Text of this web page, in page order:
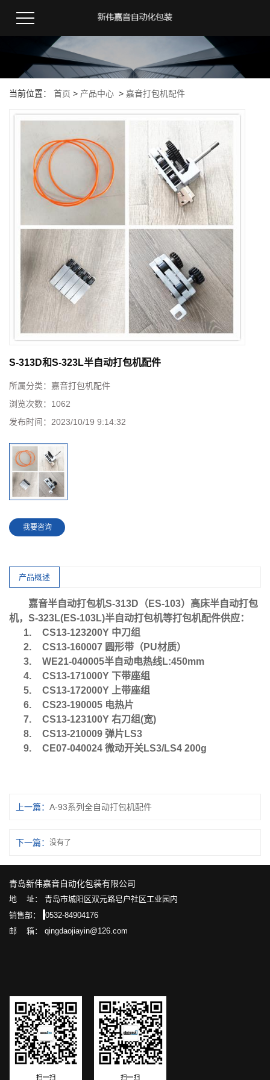
当前位置： 首页 > 产品中心 > 嘉音打包机配件
S-313D和S-323L半自动打包机配件
所属分类： 嘉音打包机配件
浏览次数： 1062
发布时间： 2023/10/19 9:14:32
我要咨询
产品概述
嘉音半自动打包机S-313D （ ES-103）高床半自动打包
机， S-323L(ES-103L)半自动打包机等打包机配件供应：
1.
CS13-123200Y 中刀组
2.
CS13-160007 圆形带（ PU材质）
3.
WE21-040005半自动电热线L:450mm
4.
CS13-171000Y 下带座组
5.
CS13-172000Y
上带座组
6.
CS23-190005 电热片
7.
CS13-123100Y 右刀组(宽)
8.
CS13-210009 弹片 LS3
9.
CE07-040024 微动开关LS3/LS4 200g
上一篇： A-93系列全自动打包机配件
下一篇： 没有了
青岛新伟嘉音自动化包装有限公司
地 址： 青岛市城阳区双元路皂户社区工业园内
销售部：
0532-84904176
邮 箱： qingdaojiayin@126.com